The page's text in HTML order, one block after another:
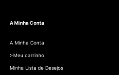
A Minha Conta
A Minha Conta
>Meu carrinho
Minha Lista de Desejos